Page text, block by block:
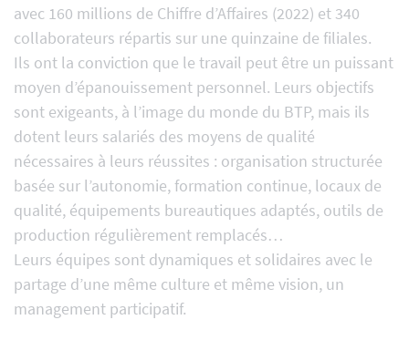
avec 160 millions de Chiffre d’Affaires (2022) et 340
collaborateurs répartis sur une quinzaine de filiales.
Ils ont la conviction que le travail peut être un puissant
moyen d’épanouissement personnel. Leurs objectifs
sont exigeants, à l’image du monde du BTP, mais ils
dotent leurs salariés des moyens de qualité
nécessaires à leurs réussites : organisation structurée
basée sur l’autonomie, formation continue, locaux de
qualité, équipements bureautiques adaptés, outils de
production régulièrement remplacés…
Leurs équipes sont dynamiques et solidaires avec le
partage d’une même culture et même vision, un
management participatif.